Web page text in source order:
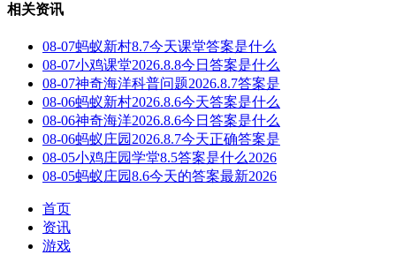
相关资讯
08-07蚂蚁新村8.7今天课堂答案是什么
08-07小鸡课堂2026.8.8今日答案是什么
08-07神奇海洋科普问题2026.8.7答案是
08-06蚂蚁新村2026.8.6今天答案是什么
08-06神奇海洋2026.8.6今日答案是什么
08-06蚂蚁庄园2026.8.7今天正确答案是
08-05小鸡庄园学堂8.5答案是什么2026
08-05蚂蚁庄园8.6今天的答案最新2026
首页
资讯
游戏